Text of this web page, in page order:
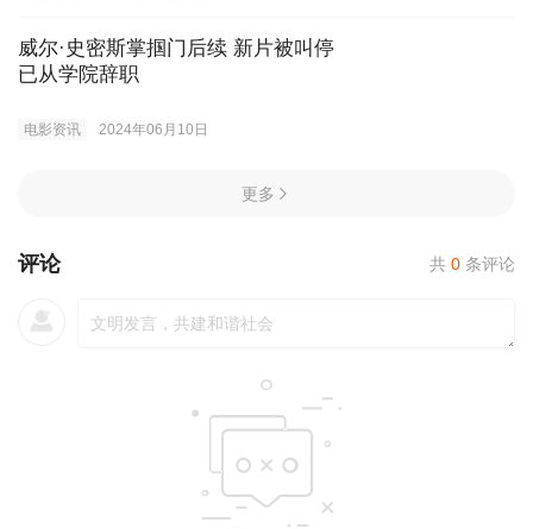
威尔·史密斯掌掴门后续 新片被叫停
已从学院辞职
电影资讯 2024年06月10日
更多
评论 共 0 条评论